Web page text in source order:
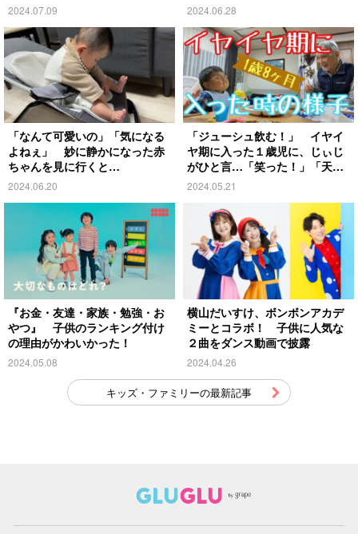
2024.07.09 2024.06.28
「なんて可愛いの」「気になる
よねぇ」 妙に静かになった赤
ちゃんを見に行くと…
2024.06.20
「ジューシュ飲む！」 イヤイ
ヤ期に入った１歳児に、じぃじ
がひと言…「笑った！」「天
才」
2024.05.21
『お金・友達・家族・勉強・お
やつ』 子供のランキング付け
の理由がかわいかった！
2024.05.08
横山だいすけ、ボンボンアカデ
ミーとコラボ！ 子供に人気な
２曲をダンス動画で披露
2024.04.26
キッズ・ファミリーの最新記事